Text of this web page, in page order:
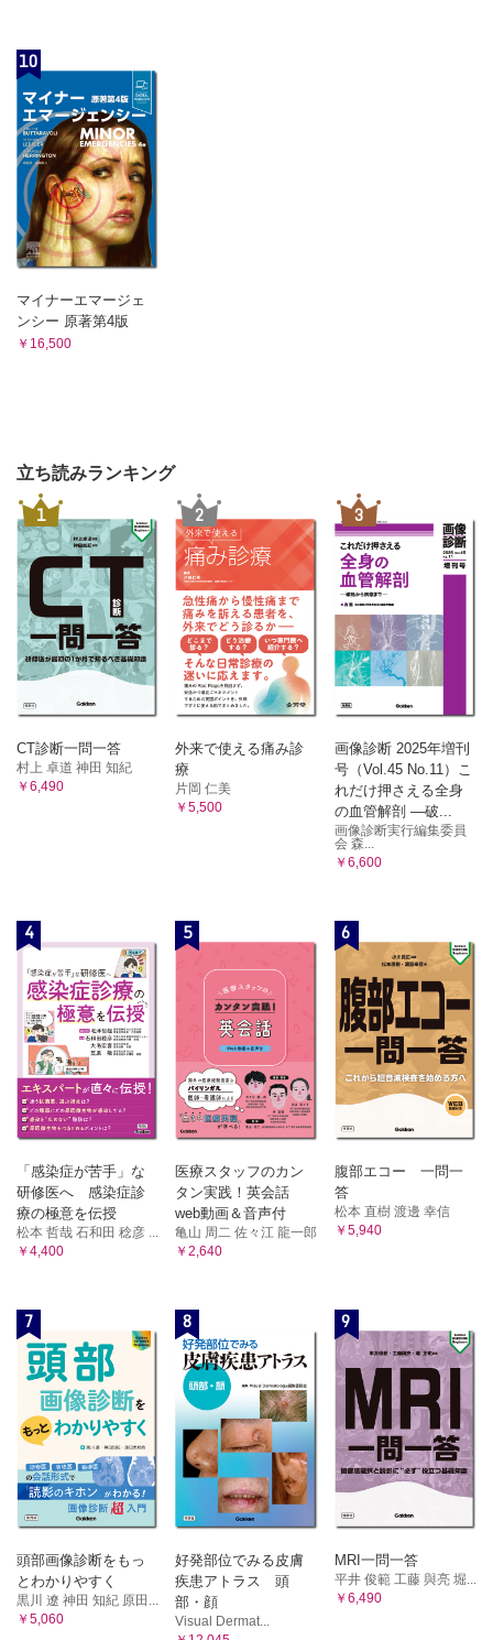
10
マイナーエマージェ
ンシー 原著第4版
￥16,500
立ち読みランキング
1
CT診断一問一答
村上 卓道 神田 知紀
￥6,490
2
外来で使える痛み診
療
片岡 仁美
￥5,500
3
画像診断 2025年増刊
号（Vol.45 No.11）こ
れだけ押さえる全身
の血管解剖 ―破...
画像診断実行編集委員
会 森...
￥6,600
4
「感染症が苦手」な
研修医へ 感染症診
療の極意を伝授
松本 哲哉 石和田 稔彦 ...
￥4,400
5
医療スタッフのカン
タン実践！英会話
web動画＆音声付
亀山 周二 佐々江 龍一郎
￥2,640
6
腹部エコー 一問一
答
松本 直樹 渡邊 幸信
￥5,940
7
頭部画像診断をもっ
とわかりやすく
黒川 遼 神田 知紀 原田...
￥5,060
8
好発部位でみる皮膚
疾患アトラス 頭
部・顔
Visual Dermat...
9
MRI一問一答
平井 俊範 工藤 與亮 堀...
￥6,490